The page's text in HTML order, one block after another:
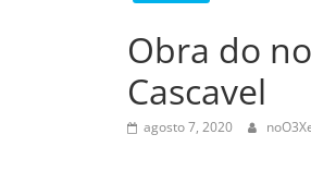
Obra do
Cascavel
agosto 7, 2020